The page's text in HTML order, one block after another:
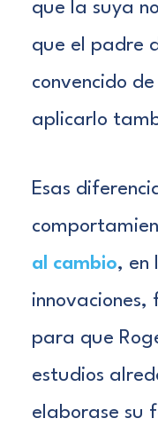
que la suya
que el padre
convencido
aplicarlo
Esas
al cambio, en
para que
estudios
elaborase su